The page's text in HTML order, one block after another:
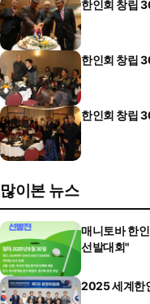
한인회 창립
한인회 창립
한인회 창립
많이본 뉴스
매니토바 한
선발대회"
2025 세계한